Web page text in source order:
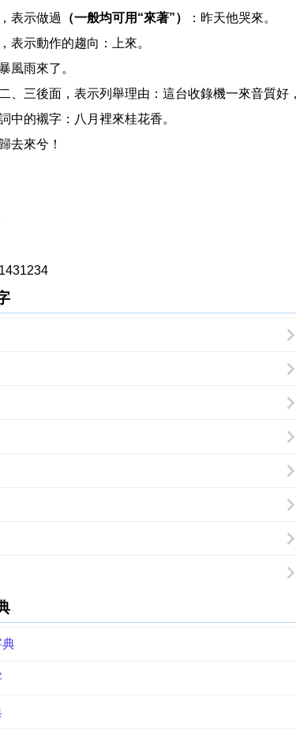
表示做過 （一般均可用“來著”）
：昨天他哭來。
表示動作的趨向：上來。
風雨來了。
、三後面，表示列舉理由：這台收錄機一來音質好
中的襯字：八月裡來桂花香。
去來兮！
典